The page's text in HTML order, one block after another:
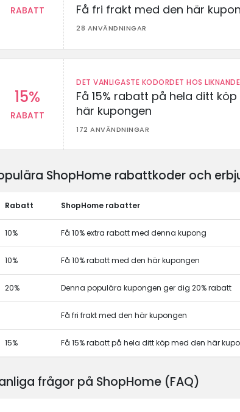
RABATT Få fri frakt med den här
28 ANVÄNDNINGAR
15%
RABATT
DET VANLIGASTE KODORDET HOS
Få 15% rabatt på hela ditt
här kupongen
172 ANVÄNDNINGAR
ShopHome rabattkoder och
Rabatt ShopHome rabatter
10% Få 10% extra rabatt med denna kupong
10% Få 10% rabatt med den här kupongen
20% Denna populära kupongen ger dig 20% rabatt
Få fri frakt med den här kupongen
15% Få 15% rabatt på hela ditt köp med den här
frågor på ShopHome (FAQ)